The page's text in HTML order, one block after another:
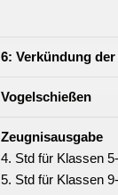
6: Verkündung
Vogelschießen
Zeugnisausgabe
4. Std für Klassen
5. Std für Klassen